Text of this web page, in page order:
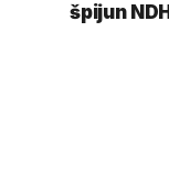
špijun NDH